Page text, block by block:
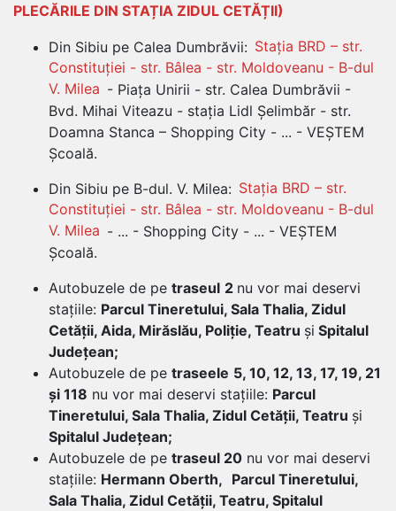
PLECĂRILE DIN STAȚIA ZIDUL CETĂȚII)
Din Sibiu pe Calea Dumbrăvii: Stația BRD – str.
Constituției - str. Bâlea - str. Moldoveanu - B-dul
V. Milea - Piața Unirii - str. Calea Dumbrăvii -
Bvd. Mihai Viteazu - stația Lidl Șelimbăr - str.
Doamna Stanca – Shopping City - ... - VEȘTEM
Școală.
Din Sibiu pe B-dul. V. Milea: Stația BRD – str.
Constituției - str. Bâlea - str. Moldoveanu - B-dul
V. Milea - ... - Shopping City - ... - VEȘTEM
Școală.
Autobuzele de pe traseul 2 nu vor mai deservi
stațiile: Parcul Tineretului, Sala Thalia, Zidul
Cetății, Aida, Mirăslău, Poliție, Teatru și Spitalul
Județean;
Autobuzele de pe traseele 5, 10, 12, 13, 17, 19, 21
și 118 nu vor mai deservi stațiile: Parcul
Tineretului, Sala Thalia, Zidul Cetății, Teatru și
Spitalul Județean;
Autobuzele de pe traseul 20 nu vor mai deservi
stațiile: Hermann Oberth, Parcul Tineretului,
Sala Thalia, Zidul Cetății, Teatru, Spitalul